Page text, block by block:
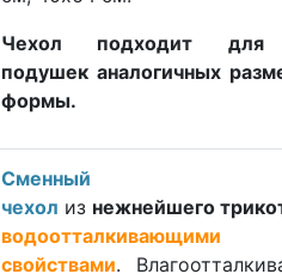
Чехол подходит для
подушек аналогичных
формы.
Сменный
чехол из нежнейшего
водоотталкивающими
свойствами.